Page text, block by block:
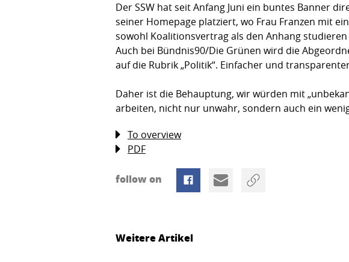
Der SSW hat seit Anfang Juni ein buntes Banner
seiner Homepage platziert, wo Frau Franzen mit
sowohl Koalitionsvertrag als den Anhang studieren
Auch bei Bündnis90/Die Grünen wird die
auf die Rubrik „Politik“. Einfacher und
Daher ist die Behauptung, wir würden mit
arbeiten, nicht nur unwahr, sondern auch ein
To overview
PDF
follow on
Weitere Artikel